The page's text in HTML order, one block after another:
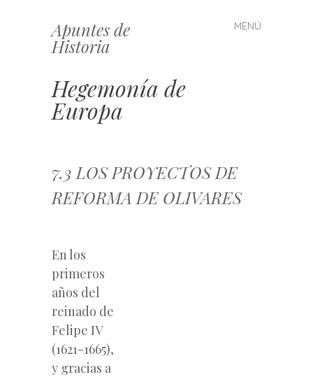
Apuntes de
Historia
MENÚ
Saltar
al
Hegemonía de
Europa
7.3 LOS PROYECTOS DE
REFORMA DE OLIVARES
En los
primeros
años del
reinado de
Felipe IV
(1621-1665),
y gracias a